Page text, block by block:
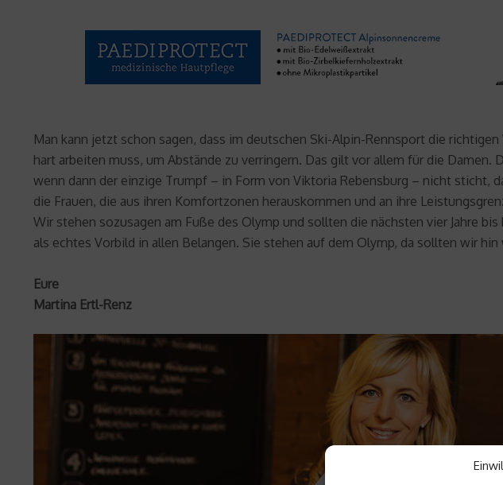
Man kann jetzt schon sagen, dass im deutschen Ski-Alpin-Rennsport die
hart arbeiten muss, um Abstände zu verringern. Das gilt vor allem für die
wenn dann der einzige Trumpf – in Form von Viktoria Rebensburg – nicht sticht,
die Frauen, die aus ihren Komfortzonen herauskommen und an ihre
Wir stehen sozusagen am Fuße des Olymp und sollten die nächsten vier Jahre
als echtes Vorbild in allen Belangen. Sie stehen auf dem Olymp, da sollten wir hin
Eure
Martina Ertl-Renz